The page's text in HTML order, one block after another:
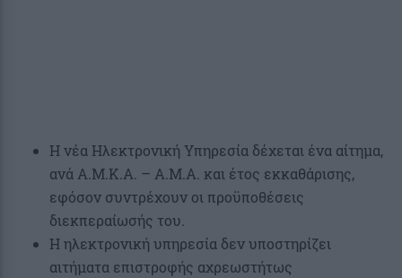
Η νέα Ηλεκτρονική Υπηρεσία δέχεται ένα αίτημα,
ανά Α.Μ.Κ.Α. – Α.Μ.Α. και έτος εκκαθάρισης,
εφόσον συντρέχουν οι προϋποθέσεις
διεκπεραίωσής του.
Η ηλεκτρονική υπηρεσία δεν υποστηρίζει
αιτήματα επιστροφής αχρεωστήτως